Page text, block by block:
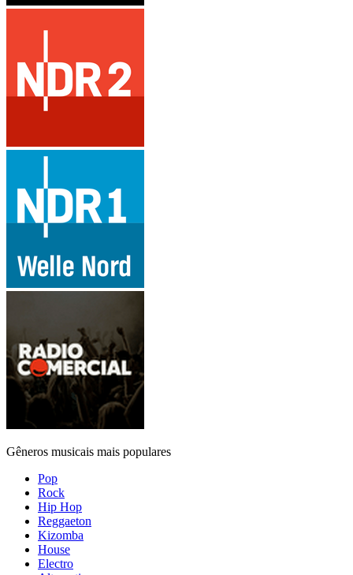
Gêneros musicais mais populares
Pop
Rock
Hip Hop
Reggaeton
Kizomba
House
Electro